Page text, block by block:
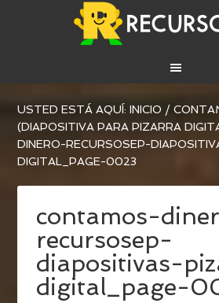
USTED ESTÁ AQUÍ:INICIO /
(DIAPOSITIVA PARA PIZARRA
DINERO-RECURSOSEP-
DIGITAL_PAGE-0023
contamos-
recursosep-
diapositivas-
digital_page-